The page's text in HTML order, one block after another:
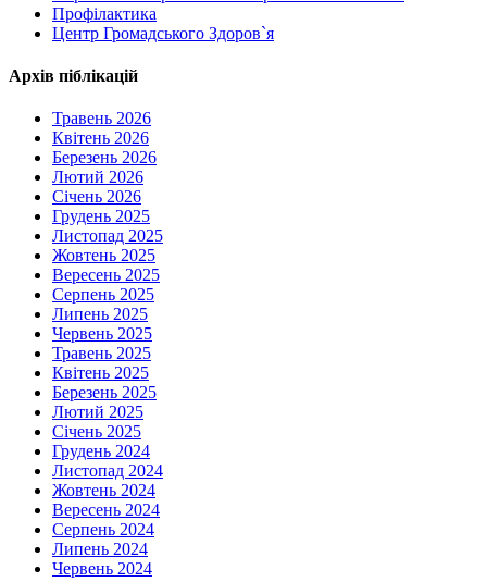
Профілактика
Центр Громадського Здоров`я
Архів піблікацій
Травень 2026
Квітень 2026
Березень 2026
Лютий 2026
Січень 2026
Грудень 2025
Листопад 2025
Жовтень 2025
Вересень 2025
Серпень 2025
Липень 2025
Червень 2025
Травень 2025
Квітень 2025
Березень 2025
Лютий 2025
Січень 2025
Грудень 2024
Листопад 2024
Жовтень 2024
Вересень 2024
Серпень 2024
Липень 2024
Червень 2024